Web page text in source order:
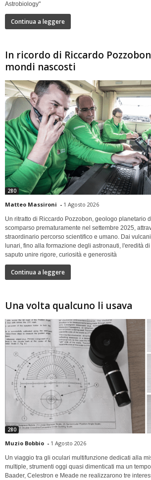
Astrobiology"
Continua a leggere
In ricordo di Riccardo
mondi nascosti
280
Matteo Massironi - 1 Agosto 2026
Un ritratto di Riccardo Pozzobon, geologo planetario
scomparso prematuramente nel settembre 2025,
straordinario percorso scientifico e umano. Dai
lunari, fino alla formazione degli astronauti, l'eredità
saputo unire rigore, curiosità e generosità
Continua a leggere
Una volta qualcuno li usava
280
Muzio Bobbio - 1 Agosto 2026
Un viaggio tra gli oculari multifunzione dedicati alla
multiple, strumenti oggi quasi dimenticati ma un
Baader, Celestron e Meade ne realizzarono tre